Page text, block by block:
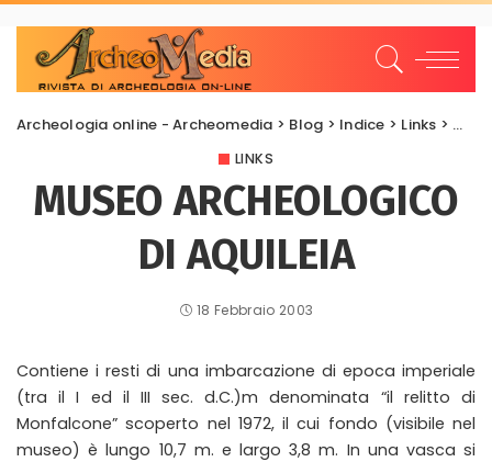
Archeologia online - Archeomedia > Blog > Indice > Links >
LINKS
MUSEO ARCHEOLOGICO
DI AQUILEIA
18 Febbraio 2003
Contiene i resti di una imbarcazione di epoca imperiale
(tra il I ed il III sec. d.C.)m denominata “il relitto di
Monfalcone” scoperto nel 1972, il cui fondo (visibile nel
museo) è lungo 10,7 m. e largo 3,8 m. In una vasca si